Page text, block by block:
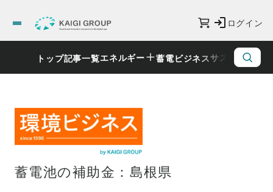
ログイン
トップ記事一覧エネルギー 蓄電ビジネスサステナビリ
蓄電池の補助金：島根県